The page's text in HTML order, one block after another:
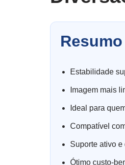
Estabilidade
Imagem mais
Ideal para
Compatível
Suporte ativo
Ótimo custo-